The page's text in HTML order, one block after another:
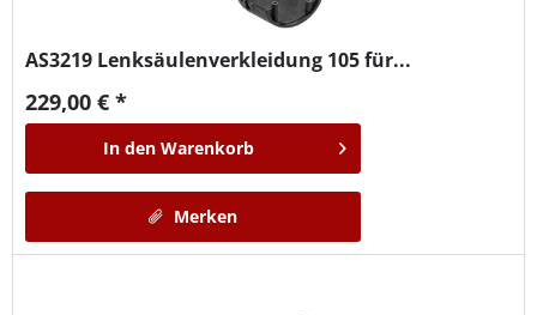
AS3219 Lenksäulenverkleidung 105 für...
229,00 € *
In den Warenkorb
Merken